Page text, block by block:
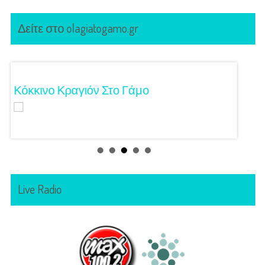
Δείτε στο olagiatogamo.gr
Κόκκινο Κραγιόν Στο Γάμο
Live Radio